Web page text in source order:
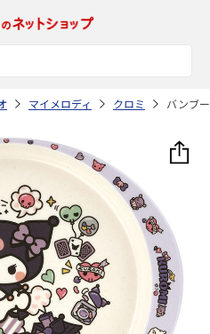
マイメロディ クロミ バンブ